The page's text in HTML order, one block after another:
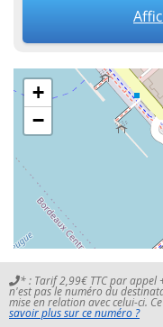
+
−
* : Tarif 2,99€ TTC par appel
n'est pas le numéro du
mise en relation avec celui-ci.
savoir plus sur ce numéro ?